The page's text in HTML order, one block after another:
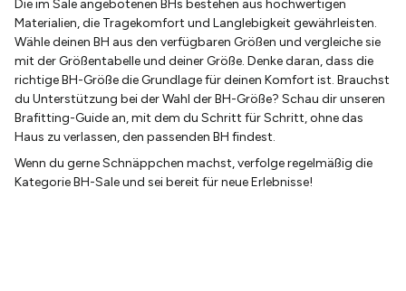
Die im Sale angebotenen BHs bestehen aus hochwertigen
Materialien, die Tragekomfort und Langlebigkeit gewährleisten.
Wähle deinen BH aus den verfügbaren Größen und vergleiche sie
mit der Größentabelle und deiner Größe. Denke daran, dass die
richtige BH-Größe die Grundlage für deinen Komfort ist. Brauchst
du Unterstützung bei der Wahl der BH-Größe? Schau dir unseren
Brafitting-Guide an, mit dem du Schritt für Schritt, ohne das
Haus zu verlassen, den passenden BH findest.
Wenn du gerne Schnäppchen machst, verfolge regelmäßig die
Kategorie BH-Sale und sei bereit für neue Erlebnisse!